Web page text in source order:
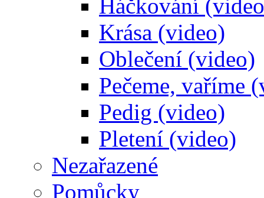
Háčkování
Krása (video)
Oblečení (video)
Pečeme, vaříme
Pedig (video)
Pletení (video)
Nezařazené
Pomůcky